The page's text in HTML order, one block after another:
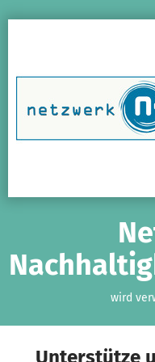
wird
Unterstütze